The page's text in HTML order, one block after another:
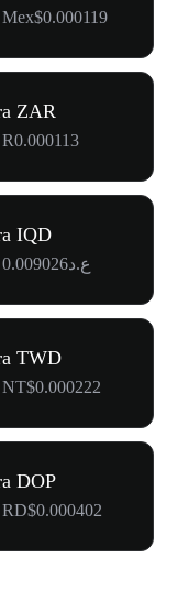
ZAR
IQD
Conversão de 1 CLAWD para ع.د0.009026
TWD
DOP